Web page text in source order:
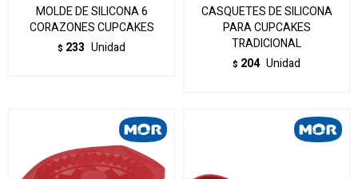
MOLDE DE SILICONA 6
CORAZONES CUPCAKES
$ 233 Unidad
CASQUETES DE SILICONA
PARA CUPCAKES
TRADICIONAL
$ 204 Unidad